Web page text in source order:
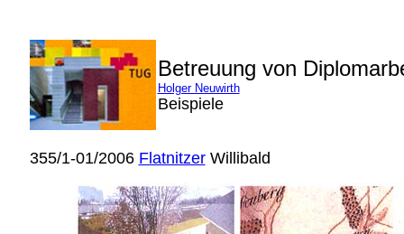
Betreuung von
Holger Neuwirth
Beispiele
355/1-01/2006 FlatnitzerWillibald